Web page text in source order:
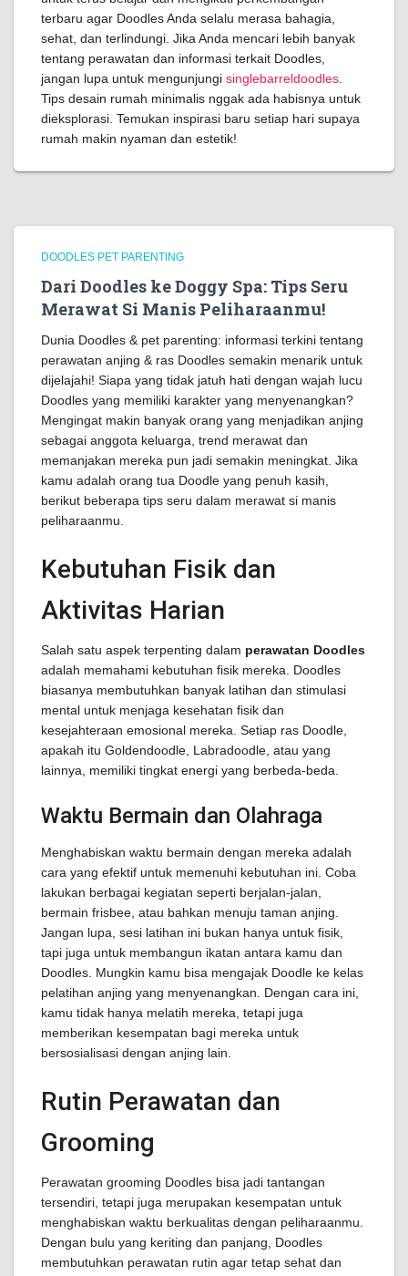
terbaru agar Doodles Anda selalu merasa bahagia,
sehat, dan terlindungi. Jika Anda mencari lebih banyak
tentang perawatan dan informasi terkait Doodles,
jangan lupa untuk mengunjungi singlebarreldoodles
Tips desain rumah minimalis nggak ada habisnya untuk
dieksplorasi. Temukan inspirasi baru setiap hari supaya
rumah makin nyaman dan estetik!
DOODLES PET PARENTING
Dari Doodles ke Doggy Spa: Tips Seru
Merawat Si Manis Peliharaanmu!
Dunia Doodles & pet parenting: informasi terkini tentang
perawatan anjing & ras Doodles semakin menarik untuk
dijelajahi! Siapa yang tidak jatuh hati dengan wajah lucu
Doodles yang memiliki karakter yang menyenangkan?
Mengingat makin banyak orang yang menjadikan anjing
sebagai anggota keluarga, trend merawat dan
memanjakan mereka pun jadi semakin meningkat. Jika
kamu adalah orang tua Doodle yang penuh kasih,
berikut beberapa tips seru dalam merawat si manis
peliharaanmu.
Kebutuhan Fisik dan
Aktivitas Harian
Salah satu aspek terpenting dalam perawatan Doodles
adalah memahami kebutuhan fisik mereka. Doodles
biasanya membutuhkan banyak latihan dan stimulasi
mental untuk menjaga kesehatan fisik dan
kesejahteraan emosional mereka. Setiap ras Doodle,
apakah itu Goldendoodle, Labradoodle, atau yang
lainnya, memiliki tingkat energi yang berbeda-beda.
Waktu Bermain dan Olahraga
Menghabiskan waktu bermain dengan mereka adalah
cara yang efektif untuk memenuhi kebutuhan ini. Coba
lakukan berbagai kegiatan seperti berjalan-jalan,
bermain frisbee, atau bahkan menuju taman anjing.
Jangan lupa, sesi latihan ini bukan hanya untuk fisik,
tapi juga untuk membangun ikatan antara kamu dan
Doodles. Mungkin kamu bisa mengajak Doodle ke kelas
pelatihan anjing yang menyenangkan. Dengan cara ini,
kamu tidak hanya melatih mereka, tetapi juga
memberikan kesempatan bagi mereka untuk
bersosialisasi dengan anjing lain.
Rutin Perawatan dan
Grooming
Perawatan grooming Doodles bisa jadi tantangan
tersendiri, tetapi juga merupakan kesempatan untuk
menghabiskan waktu berkualitas dengan peliharaanmu.
Dengan bulu yang keriting dan panjang, Doodles
membutuhkan perawatan rutin agar tetap sehat dan